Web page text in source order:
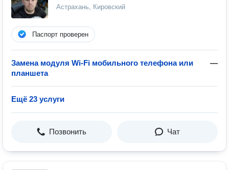
Астрахань, Кировский
Паспорт проверен
Замена модуля Wi-Fi мобильного телефона или
планшета
—
Ещё 23 услуги
Позвонить Чат